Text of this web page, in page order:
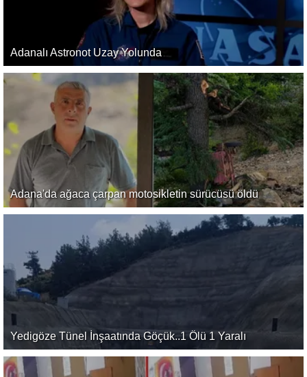
Adanalı Astronot Uzay Yolunda
Adana'da ağaca çarpan motosikletin sürücüsü öldü
Yedigöze Tünel İnşaatında Göçük..1 Ölü 1 Yaralı